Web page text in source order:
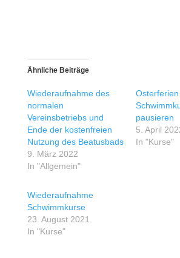
Ähnliche Beiträge
Wiederaufnahme des
normalen
Vereinsbetriebs und
Ende der kostenfreien
Nutzung des Beatusbads
9. März 2022
In "Allgemein"
pausieren
5. April
In "Kurse"
Wiederaufnahme
Schwimmkurse
23. August 2021
In "Kurse"